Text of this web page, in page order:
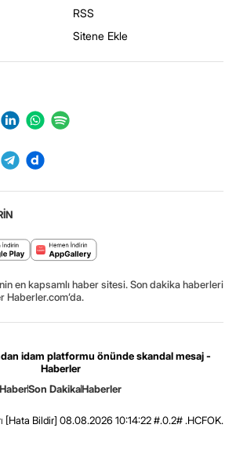
RSS
Sitene Ekle
en kapsamlı haber sitesi. Son dakika haberleri
Haberler.com’da.
idam platformu önünde skandal mesaj -
Haberler
HaberSon DakikaHaberler
[Hata Bildir] 08.08.2026 10:14:22 #.0.2# .HCFOK.